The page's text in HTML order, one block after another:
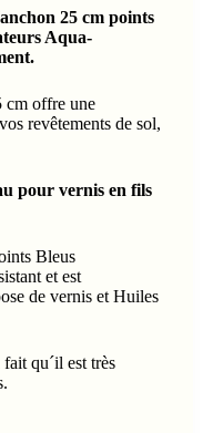
25 cm points
Aqua-
cm offre une
revêtements de sol,
pour vernis en fils
Bleus
et est
de vernis et Huiles
qu´il est très